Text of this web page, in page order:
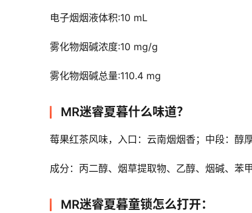
电子烟烟液体积:10 mL
雾化物烟碱浓度:10 mg/g
雾化物烟碱总量:110.4 mg
MR迷睿夏暮什么味道？
莓果红茶风味，入口：云南烟烟香；中段：醇
成分：丙二醇、烟草提取物、乙醇、烟碱、苯甲
MR迷睿夏暮童锁怎么打开：